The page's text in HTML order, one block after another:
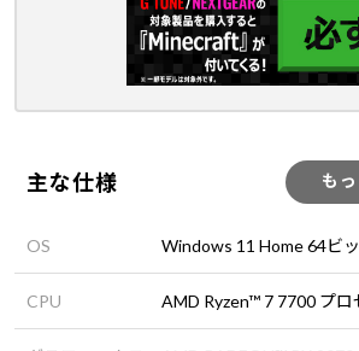
主な仕様 も
OS Windows 11 Home 64ビ
CPU AMD Ryzen™ 7 7700 プロ